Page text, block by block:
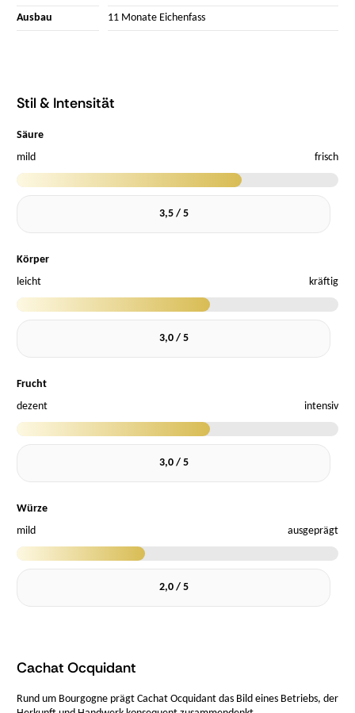
Ausbau 11 Monate Eichenfass
Stil & Intensität
Säure
mild
frisch
3,5 / 5
Körper
leicht
kräftig
3,0 / 5
Frucht
dezent
intensiv
3,0 / 5
Würze
mild
ausgeprägt
2,0 / 5
Cachat Ocquidant
Rund um Bourgogne prägt Cachat Ocquidant das Bild eines Betriebs, der